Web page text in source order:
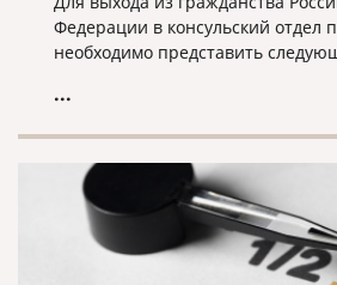
Федерации в консульский отдел
необходимо представить
...